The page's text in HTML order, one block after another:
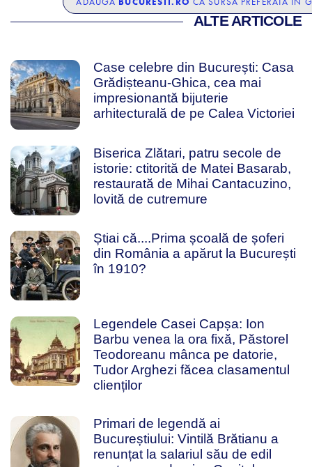
ALTE ARTICOLE
Case celebre din București: Casa
Grădișteanu-Ghica, cea mai
impresionantă bijuterie
arhitecturală de pe Calea Victoriei
Biserica Zlătari, patru secole de
istorie: ctitorită de Matei Basarab,
restaurată de Mihai Cantacuzino,
lovită de cutremure
Știai că....Prima școală de șoferi
din România a apărut la București
în 1910?
Legendele Casei Capșa: Ion
Barbu venea la ora fixă, Păstorel
Teodoreanu mânca pe datorie,
Tudor Arghezi făcea clasamentul
clienților
Primari de legendă ai
Bucureștiului: Vintilă Brătianu a
renunțat la salariul său de edil